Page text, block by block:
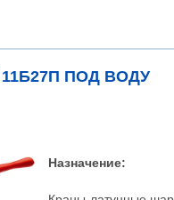
ПОД ВОДУ
Назначение: